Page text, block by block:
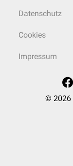
Datenschutz
Cookies
Impressum
© 2026